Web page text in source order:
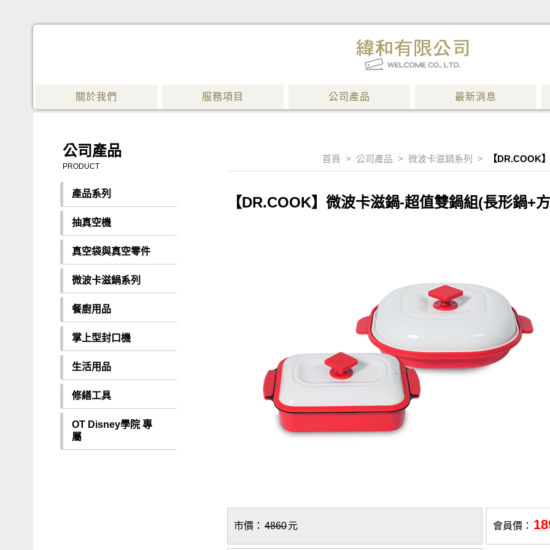
關於我們 服務項目 公司產品 最新消息
公司產品
PRODUCT
產品系列
抽真空機
真空袋與真空零件
微波卡滋鍋系列
餐廚用品
掌上型封口機
生活用品
修繕工具
OT Disney學院 專
屬
首頁 > 公司產品 > 微波卡滋鍋系列 > 【DR.COOK
【DR.COOK】微波卡滋鍋-超值雙鍋組(長形鍋+
市價： 4860元 會員價：